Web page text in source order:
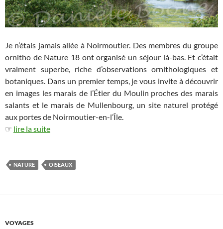
Je n’étais jamais allée à Noirmoutier. Des membres du groupe
ornitho de Nature 18 ont organisé un séjour là-bas. Et c’était
vraiment superbe, riche d’observations ornithologiques et
botaniques. Dans un premier temps, je vous invite à découvrir
en images les marais de l’Étier du Moulin proches des marais
salants et le marais de Mullenbourg, un site naturel protégé
aux portes de Noirmoutier-en-l’Île.
☞ lire la suite
NATURE OISEAUX
VOYAGES